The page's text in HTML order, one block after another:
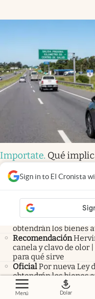
Menú Dolar
Sign in to El Cronista
Importate. Qué
colgando de la
Las más leídas
OficialPor nueva Ley
obtendrán los bienes
Recomendación
canela y clavo de olor
para qué sirve
OficialPor nueva Ley
obtendrán los bienes
Últimas noticias